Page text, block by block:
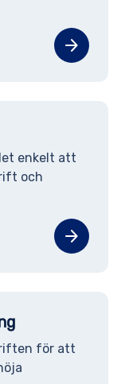
arrow_forward
enkelt att
och
arrow_forward
för att